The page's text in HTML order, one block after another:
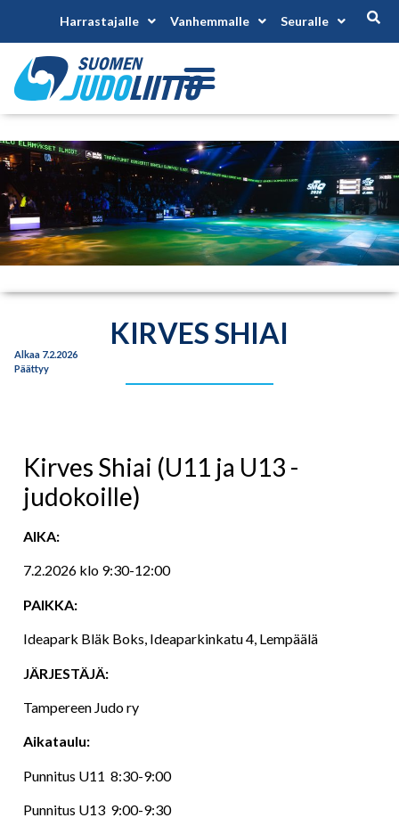
Harrastajalle Vanhemmalle Seuralle
KIRVES SHIAI
Alkaa 7.2.2026
Päättyy
Kirves Shiai (U11 ja U13 -
judokoille)
AIKA:
7.2.2026 klo 9:30-12:00
PAIKKA:
Ideapark Bläk Boks, Ideaparkinkatu 4, Lempäälä
JÄRJESTÄJÄ:
Tampereen Judo ry
Aikataulu:
Punnitus U11 8:30-9:00
Punnitus U13 9:00-9:30